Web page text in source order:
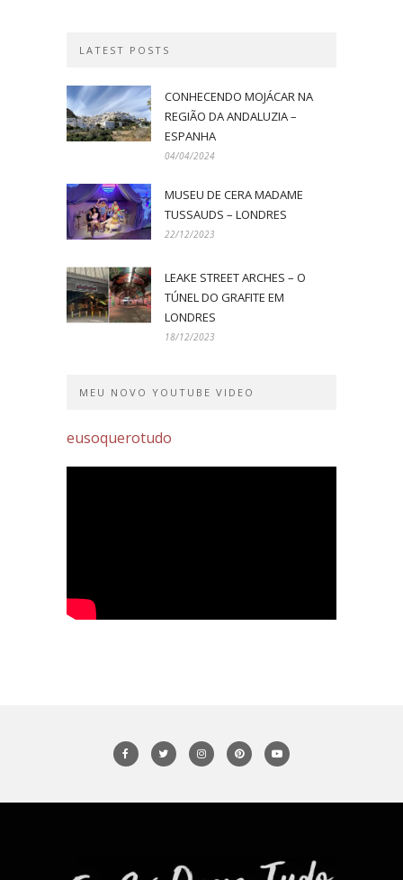
LATEST POSTS
CONHECENDO MOJÁCAR NA
REGIÃO DA ANDALUZIA –
ESPANHA
04/04/2024
MUSEU DE CERA MADAME
TUSSAUDS – LONDRES
22/12/2023
LEAKE STREET ARCHES – O
TÚNEL DO GRAFITE EM
LONDRES
18/12/2023
MEU NOVO YOUTUBE VIDEO
eusoquerotudo